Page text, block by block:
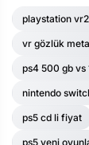
playstation
vr gözlük
ps4 500 gb vs
nintendo
ps5 cd li fiyat
ps5 yeni